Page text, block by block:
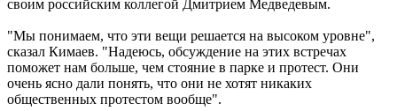
своим российским коллегой Дмитрием Медведевым.
"Мы понимаем, что эти вещи решается на высоком уровне",
сказал Кимаев. "Надеюсь, обсуждение на этих встречах
поможет нам больше, чем стояние в парке и протест. Они
очень ясно дали понять, что они не хотят никаких
общественных протестом вообще".